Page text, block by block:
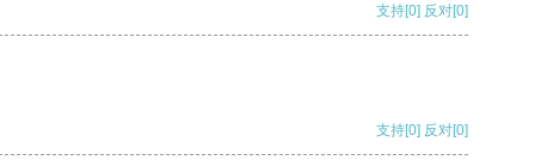
支持[0] 反对[0]
支持[0] 反对[0]